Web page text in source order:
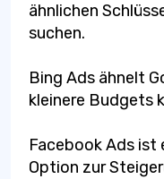
ähnlichen
suchen.
Bing Ads ähnelt
kleinere Budgets
Facebook Ads ist
Option zur